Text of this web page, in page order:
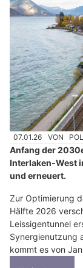
Stressfreier Umzug mit
Restaurant Alpenblick
A8 / Spiez –
des
28.10.24 VON
Im
müssen
Dafür wird der
Weiterlesen